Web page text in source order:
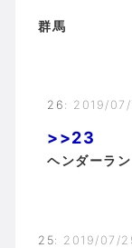
群馬
26 : 2019/
>>23
ヘンダーラ
25: 2019/07/